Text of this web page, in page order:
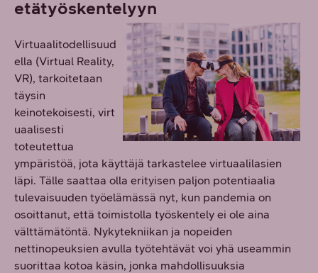
etätyöskentelyyn
Virtuaalitodellisuud
ella (Virtual Reality,
VR), tarkoitetaan
täysin
keinotekoisesti, virt
uaalisesti
toteutettua
ympäristöä, jota käyttäjä tarkastelee virtuaalilasien
läpi. Tälle saattaa olla erityisen paljon potentiaalia
tulevaisuuden työelämässä nyt, kun pandemia on
osoittanut, että toimistolla työskentely ei ole aina
välttämätöntä. Nykytekniikan ja nopeiden
nettinopeuksien avulla työtehtävät voi yhä useammin
suorittaa kotoa käsin, jonka mahdollisuuksia